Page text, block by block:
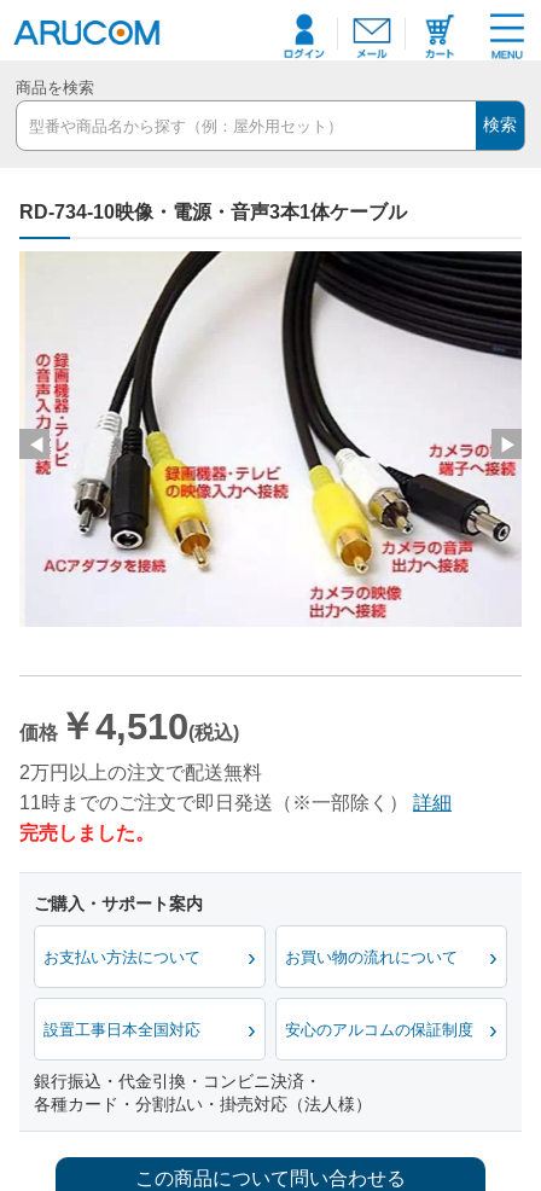
商品を検索
検索
RD-734-10映像・電源・音声3本1体ケーブル
◀ ▶
価格 ￥4,510(税込)
2万円以上の注文で配送無料
11時までのご注文で即日発送（※一部除く）
詳細
完売しました。
お支払い方法について お買い物の流れについて
設置工事日本全国対応 安心のアルコムの保証制度
銀行振込・代金引換・コンビニ決済・
各種カード・分割払い・掛売対応（法人様）